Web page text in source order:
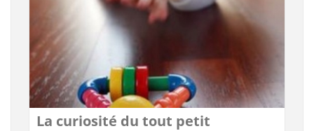
La curiosité du tout petit